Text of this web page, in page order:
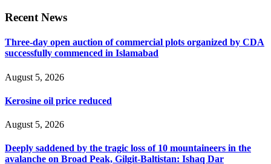
Recent News
Three-day open auction of commercial plots organized by CDA
successfully commenced in Islamabad
August 5, 2026
Kerosine oil price reduced
August 5, 2026
Deeply saddened by the tragic loss of 10 mountaineers in the
avalanche on Broad Peak, Gilgit-Baltistan: Ishaq Dar